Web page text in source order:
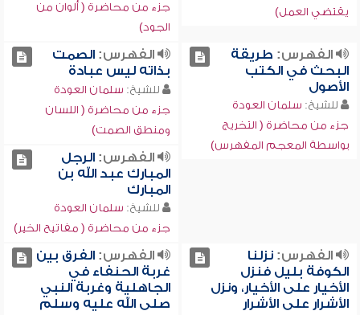
يقتضي العمل)
جزء من محاضرة ( ألوان من
الجود)
الفهرس: طريقة
البحث في الكتب
الأصول
للشيخ: سلمان العودة
جزء من محاضرة ( التخريج
بواسطة المعجم المفهرس)
الفهرس:الصمت
بذاته ليس عبادة
للشيخ: سلمان العودة
جزء من محاضرة ( اللسان
ومنطق الصمت)
الفهرس:الرجل
المبارك عبد الله بن
المبارك
للشيخ: سلمان العودة
جزء من محاضرة ( مفاتيح الخير)
الفهرس:نزلنا
الكوفة بليل فنزل
الأخيار على الأخيار، ونزل
الأشرار على الأشرار
الفهرس:الفرق بين
غربة الحنفاء في
الجاهلية وغربة النبي
صلى الله عليه وسلم